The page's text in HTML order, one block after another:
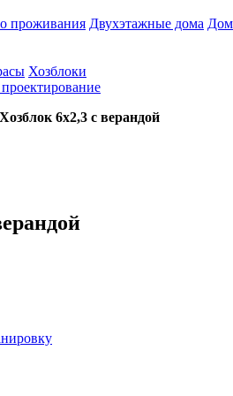
проживания Двухэтажные дома
Хозблоки
Хозблок 6х2,3 с верандой